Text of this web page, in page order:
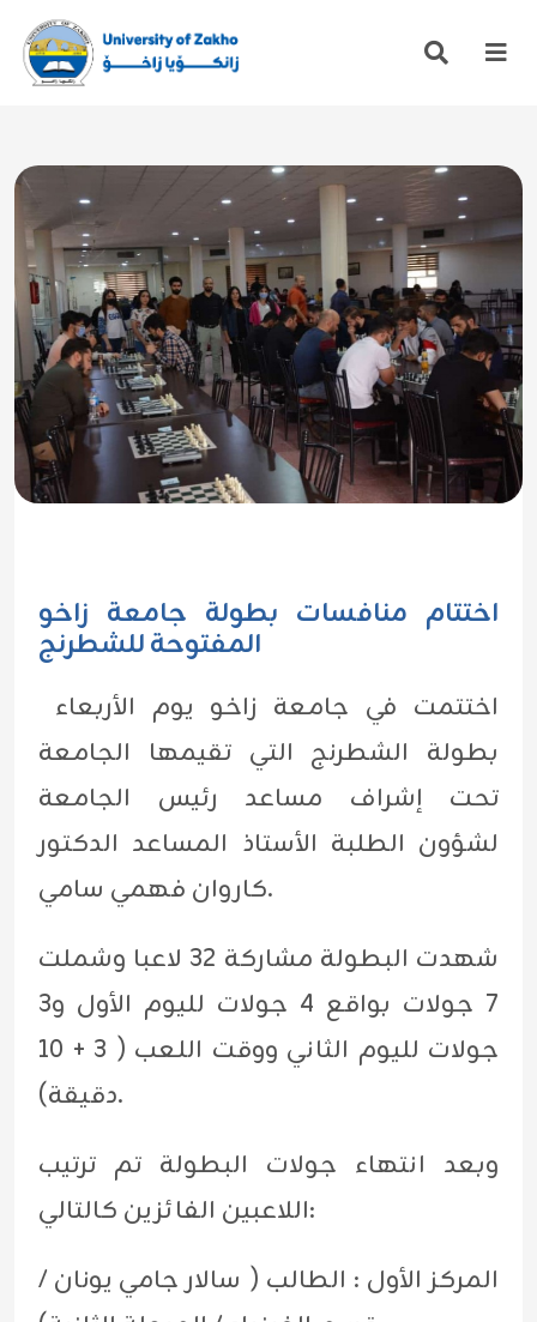
اختتام منافسات بطولة جامعة زاخو
المفتوحة للشطرنج
بطولة الشطرنج التي تقيمها الجامعة
تحت إشراف مساعد رئيس الجامعة
لشؤون الطلبة الأستاذ المساعد الدكتور
كاروان فهمي سامي.
شهدت البطولة مشاركة 32 لاعبا وشملت
7 جولات بواقع 4 جولات لليوم الأول و3
جولات لليوم الثاني ووقت اللعب ( 3 + 10
دقيقة).
وبعد انتهاء جولات البطولة تم ترتيب
اللاعبين الفائزين كالتالي:
المركز الأول : الطالب ( سالار جامي يونان /